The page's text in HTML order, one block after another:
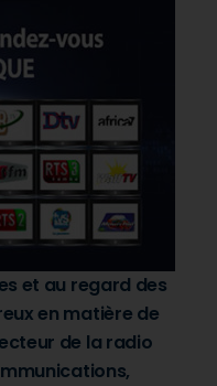
et au regard des
en matière de
de la radio